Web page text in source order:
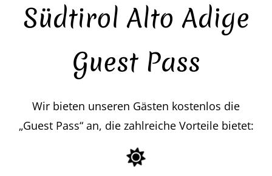
Südtirol Alto Adige
Guest Pass
Wir bieten unseren Gästen kostenlos die
„Guest Pass“ an, die zahlreiche Vorteile bietet: